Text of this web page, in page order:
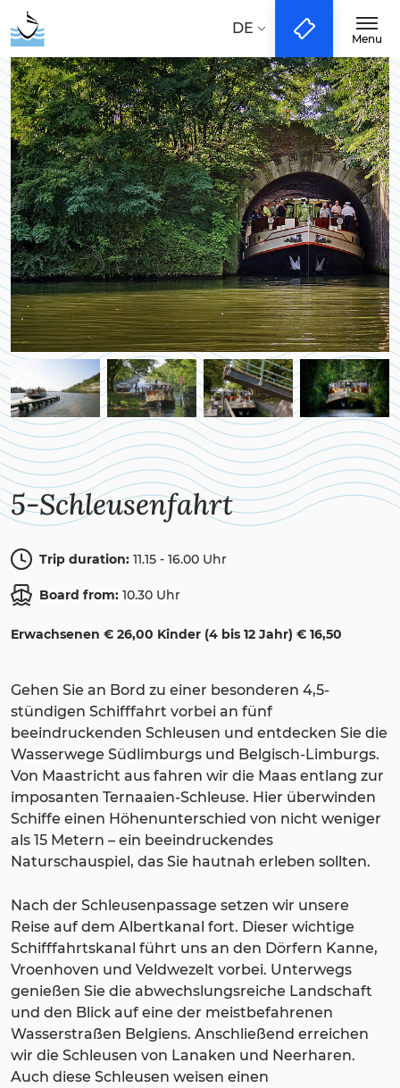
Bootfahrten
City-Tours
Groups & Events
Taal: EN DE
DE
Menu
5-Schleusenfahrt
Trip duration: 11.15 - 16.00 Uhr
Board from: 10.30 Uhr
Erwachsenen € 26,00 Kinder (4 bis 12 Jahr) € 16,50
Gehen Sie an Bord zu einer besonderen 4,5-
stündigen Schifffahrt vorbei an fünf
beeindruckenden Schleusen und entdecken Sie die
Wasserwege Südlimburgs und Belgisch-Limburgs.
Von Maastricht aus fahren wir die Maas entlang zur
imposanten Ternaaien-Schleuse. Hier überwinden
Schiffe einen Höhenunterschied von nicht weniger
als 15 Metern – ein beeindruckendes
Naturschauspiel, das Sie hautnah erleben sollten.
Nach der Schleusenpassage setzen wir unsere
Reise auf dem Albertkanal fort. Dieser wichtige
Schifffahrtskanal führt uns an den Dörfern Kanne,
Vroenhoven und Veldwezelt vorbei. Unterwegs
genießen Sie die abwechslungsreiche Landschaft
und den Blick auf eine der meistbefahrenen
Wasserstraßen Belgiens. Anschließend erreichen
wir die Schleusen von Lanaken und Neerharen.
Auch diese Schleusen weisen einen